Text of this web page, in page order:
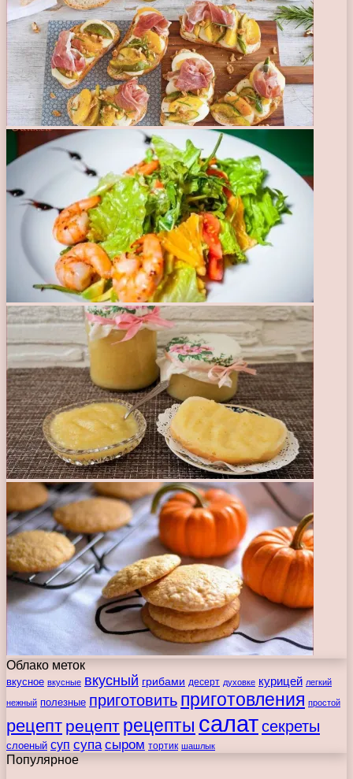
Облако меток
вкусное вкусные вкусный грибами десерт духовке курицей легкий
нежный полезные приготовить приготовления простой
рецепт рецепт рецепты салатсекреты
слоеный суп супа сыром тортик шашлык
Популярное